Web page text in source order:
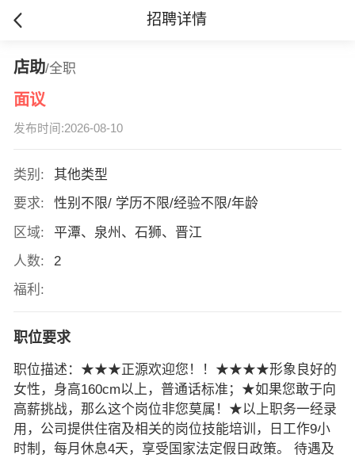
招聘详情
店助/全职
面议
发布时间:2026-08-10
类别:
其他类型
要求:
性别不限/ 学历不限/经验不限/年龄
区域:
平潭、泉州、石狮、晋江
人数:
2
福利:
职位要求
职位描述：★★★正源欢迎您！！★★★★形象良好的
女性，身高160cm以上，普通话标准；★如果您敢于向
高薪挑战，那么这个岗位非您莫属！★以上职务一经录
用，公司提供住宿及相关的岗位技能培训，日工作9小
时制，每月休息4天，享受国家法定假日政策。 待遇及